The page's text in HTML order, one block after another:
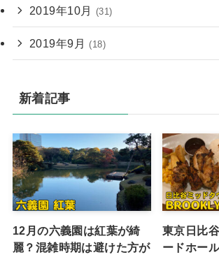
2019年10月 (31)
2019年9月 (18)
新着記事
12月の六義園は紅葉が綺
麗？混雑時期は避けた方が
東京日比
ードホー